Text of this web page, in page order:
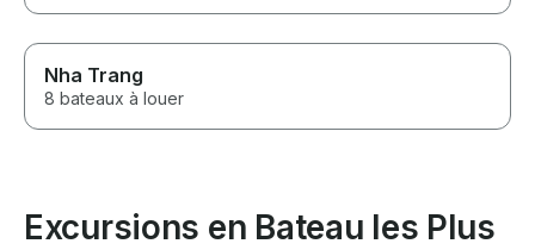
Nha Trang
8 bateaux à louer
Excursions en Bateau les Plus